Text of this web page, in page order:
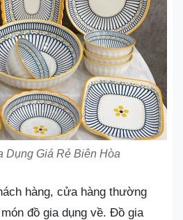
Dụng Giá Rẻ Biên Hòa
hàng, cửa hàng thường
đồ gia dụng về. Đồ gia